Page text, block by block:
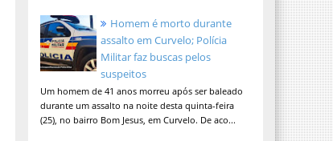
Homem é morto durante
assalto em Curvelo; Polícia
Militar faz buscas pelos
suspeitos
Um homem de 41 anos morreu após ser baleado
durante um assalto na noite desta quinta-feira
(25), no bairro Bom Jesus, em Curvelo. De aco...